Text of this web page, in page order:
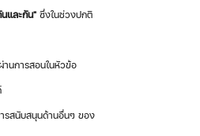
และกัน" ซึ่งในช่วงปกติ
านการสอนในหัวข้อ